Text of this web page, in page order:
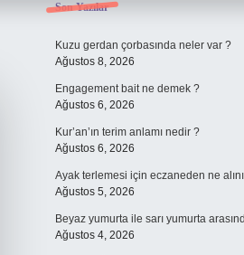
Sidebar
Son Yazılar
Kuzu gerdan çorbasında neler var ?
Ağustos 8, 2026
Engagement bait ne demek ?
Ağustos 6, 2026
Kur’an’ın terim anlamı nedir ?
Ağustos 6, 2026
Ayak terlemesi için eczaneden ne
Ağustos 5, 2026
Beyaz yumurta ile sarı yumurta
Ağustos 4, 2026